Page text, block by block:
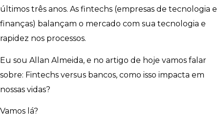
últimos três anos. As fintechs (empresas de tecnologia e
finanças) balançam o mercado com sua tecnologia e
rapidez nos processos.
Eu sou Allan Almeida, e no artigo de hoje vamos falar
sobre: Fintechs versus bancos, como isso impacta em
nossas vidas?
Vamos lá?